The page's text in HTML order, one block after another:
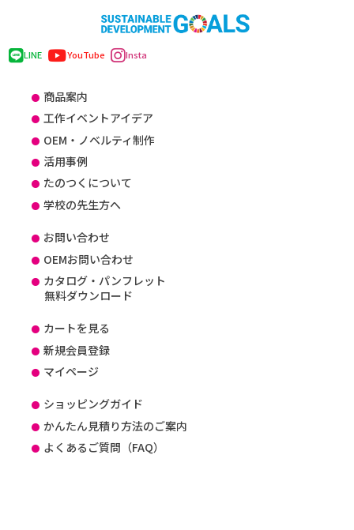
LINE YouTube Insta
商品案内
工作イベントアイデア
OEM・ノベルティ制作
活用事例
たのつくについて
学校の先生方へ
お問い合わせ
OEMお問い合わせ
カタログ・パンフレット
無料ダウンロード
カートを見る
新規会員登録
マイページ
ショッピングガイド
かんたん見積り方法のご案内
よくあるご質問（FAQ）